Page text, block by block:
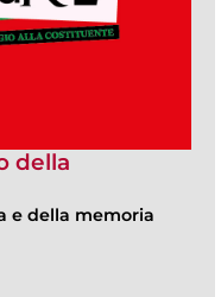
della
e della memoria